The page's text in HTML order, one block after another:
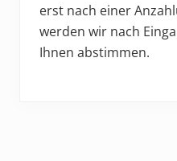
erst nach einer
werden wir nach
Ihnen abstimmen.